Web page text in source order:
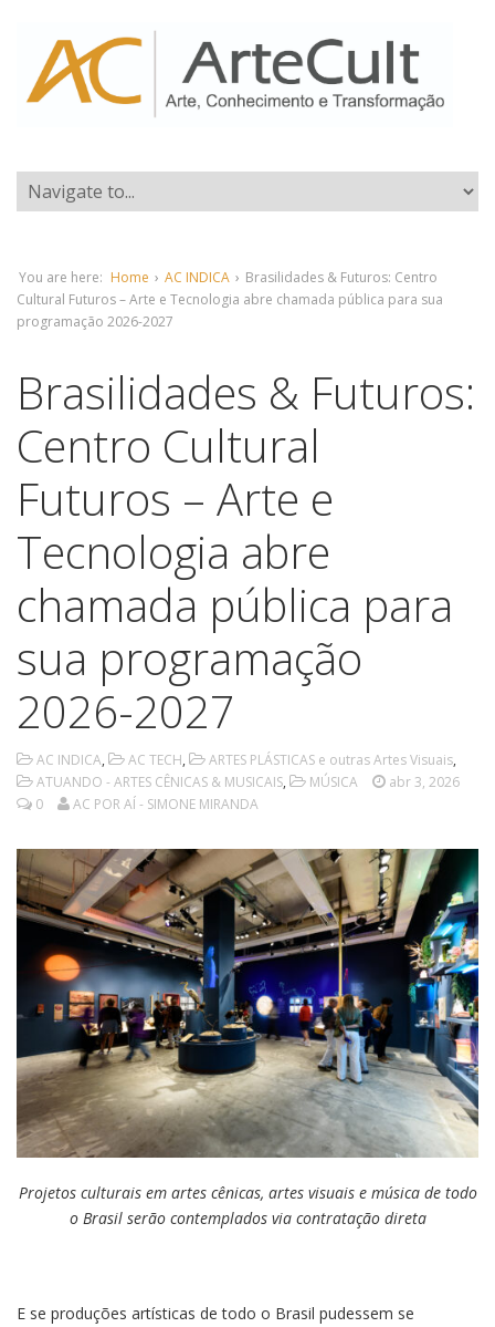
You are here: Home › AC INDICA › Brasilidades & Futuros: Centro
Cultural Futuros – Arte e Tecnologia abre chamada pública para sua
programação 2026-2027
Brasilidades & Futuros:
Centro Cultural
Futuros – Arte e
Tecnologia abre
chamada pública para
sua programação
2026-2027
AC INDICA, AC TECH, ARTES PLÁSTICAS e outras Artes Visuais,
ATUANDO - ARTES CÊNICAS & MUSICAIS, MÚSICA
abr 3, 2026
0
AC POR AÍ - SIMONE MIRANDA
Projetos culturais em artes cênicas, artes visuais e música de todo
o Brasil serão contemplados via contratação direta
E se produções artísticas de todo o Brasil pudessem se